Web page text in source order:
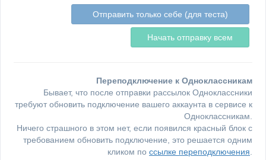
Переподключение к Одноклассникам
Бывает, что после отправки рассылок Одноклассники
требуют обновить подключение вашего аккаунта в сервисе к
Одноклассникам.
Ничего страшного в этом нет, если появился красный блок с
требованием обновить подключение, это решается одним
кликом по ссылке переподключения